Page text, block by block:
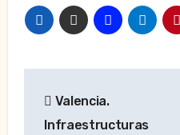
de
Valencia.
Infraestructuras